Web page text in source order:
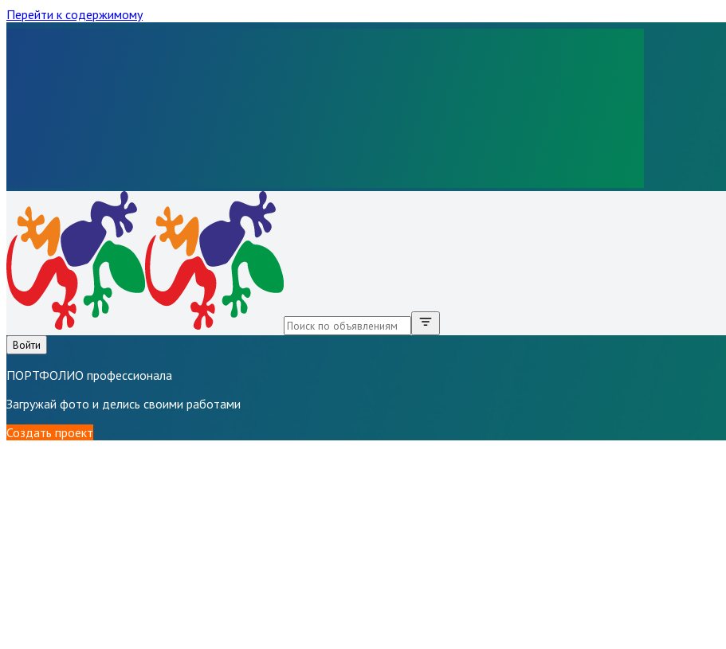
Перейти к содержимому
Войти
ПОРТФОЛИО профессионала
Загружай фото и делись своими работами
Создать проект